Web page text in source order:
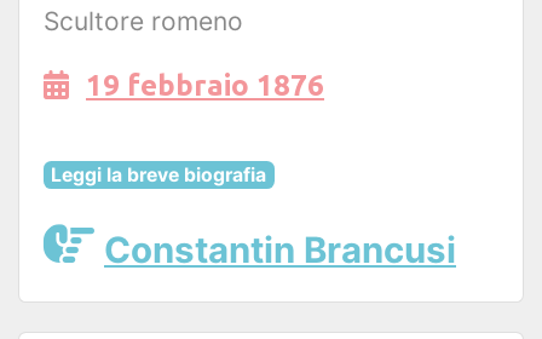
Scultore romeno
19 febbraio 1876
Leggi la breve biografia
Constantin Brancusi